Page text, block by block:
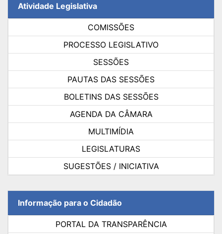
Atividade Legislativa
COMISSÕES
PROCESSO LEGISLATIVO
SESSÕES
PAUTAS DAS SESSÕES
BOLETINS DAS SESSÕES
AGENDA DA CÂMARA
MULTIMÍDIA
LEGISLATURAS
SUGESTÕES / INICIATIVA
Informação para o Cidadão
PORTAL DA TRANSPARÊNCIA